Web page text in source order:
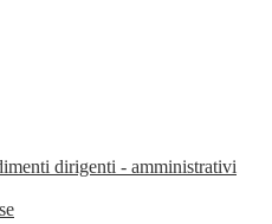
dirigenti - amministrativi